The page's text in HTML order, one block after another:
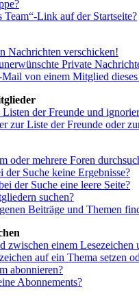
Team“-Link auf der Startseite?
Nachrichten verschicken!
Private
von einem Mitglied
der Freunde und
zur Liste der Freunde oder
oder mehrere Foren
der Suche keine Ergebnisse?
der Suche eine leere Seite?
suchen?
Beiträge und Themen
zwischen einem
auf ein Thema setzen
abonnieren?
Abonnements?